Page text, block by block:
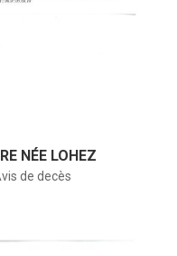
NÉE LOHEZ
de decès